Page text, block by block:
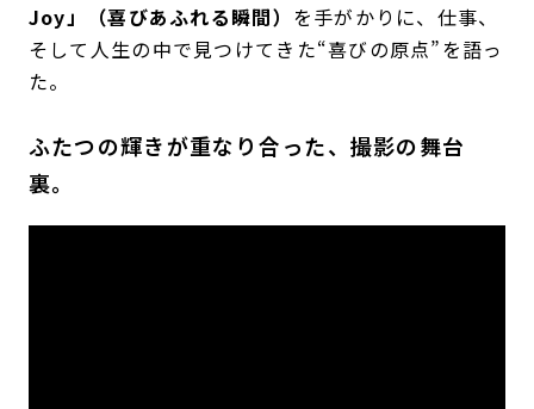
Joy」（喜びあふれる瞬間） を手がかりに、仕事、
そして人生の中で見つけてきた“喜びの原点”を語っ
た。
ふたつの輝きが重なり合った、撮影の舞台
裏。